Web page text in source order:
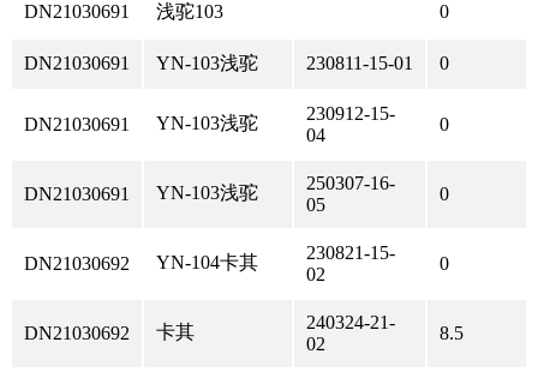
DN21030691 浅驼103 0
DN21030691 YN-103浅驼 230811-15-01 0
DN21030691 YN-103浅驼
230912-15-
04
0
DN21030691 YN-103浅驼
250307-16-
05
0
DN21030692 YN-104卡其
230821-15-
02
0
DN21030692 卡其
240324-21-
02
8.5